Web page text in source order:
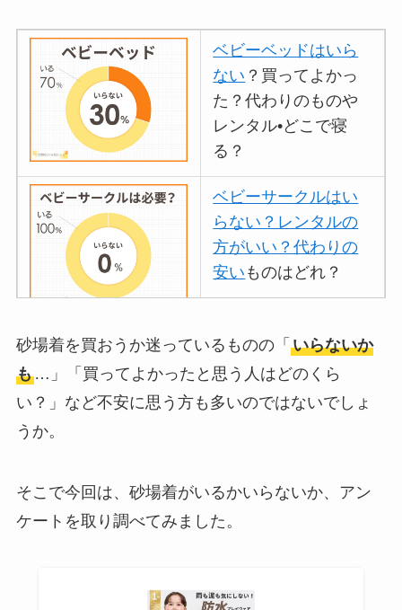
ベビーベッドはいら
ない ？買ってよかっ
た？代わりのものや
レンタル•どこで寝
る？
ベビーサークルはい
らない？レンタルの
方がいい？代わりの
安い ものはどれ？
離乳食づくりにブレ
ンダーはいらない？
代用 やおすすめは？
ストライダーはいら
ない？三輪車とどっ
砂場着を買おうか迷っているものの「 いらないか
も…」「買ってよかったと思う人はどのくら
い？」など不安に思う方も多いのではないでしょ
うか。
そこで今回は、砂場着がいるかいらないか、アン
ケートを取り調べてみました。